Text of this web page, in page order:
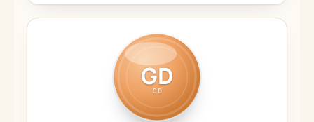
GD
CD